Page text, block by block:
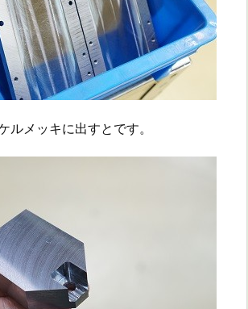
ルメッキに出すとです。